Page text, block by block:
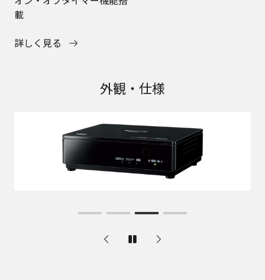
載
詳しく見る
外観・仕様